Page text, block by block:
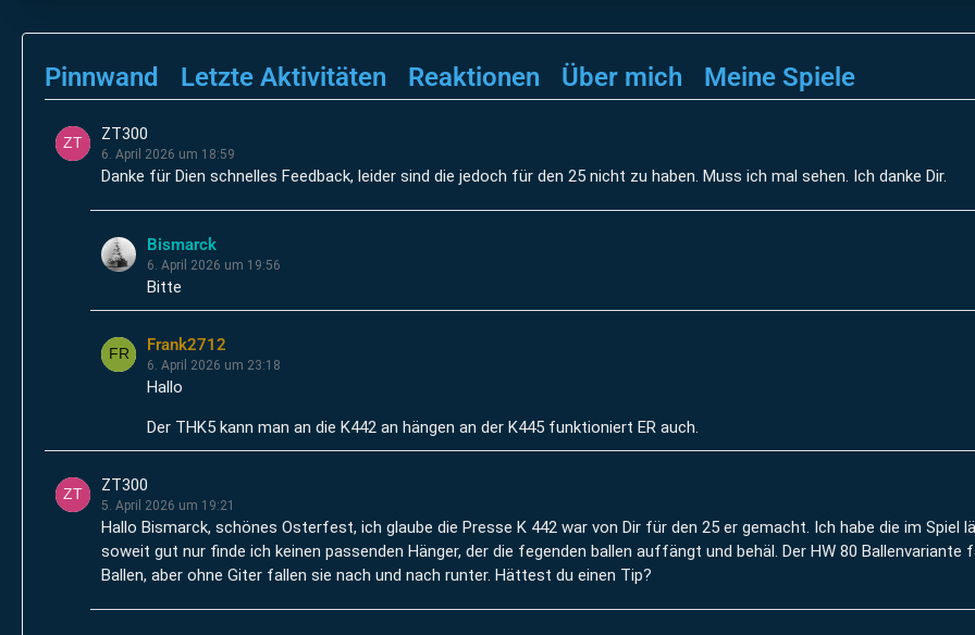
Pinnwand Letzte Aktivitäten Reaktionen Über mich Meine Spiele
ZT300
6. April 2026 um 18:59
Danke für Dien schnelles Feedback, leider sind die jedoch für den 25 nicht zu haben. Muss ich mal sehen. Ich danke Dir.
Bismarck
6. April 2026 um 19:56
Bitte
Frank2712
6. April 2026 um 23:18
Hallo
Der THK5 kann man an die K442 an hängen an der K445 funktioniert ER auch.
ZT300
5. April 2026 um 19:21
Hallo Bismarck, schönes Osterfest, ich glaube die Presse K 442 war von Dir für den 25 er gemacht. Ich habe die im Spiel
soweit gut nur finde ich keinen passenden Hänger, der die fegenden ballen auffängt und behäl. Der HW 80 Ballenvariante
Ballen, aber ohne Giter fallen sie nach und nach runter. Hättest du einen Tip?